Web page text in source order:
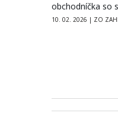
obchodníčka so
– a zároveň
10. 02. 2026 | ZO